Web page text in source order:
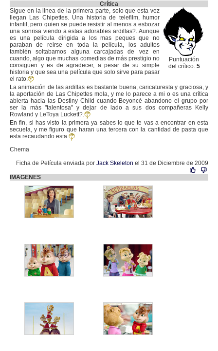
Crítica
Puntuación
del crítico: 5
Sigue en la linea de la primera parte, solo que esta vez
llegan Las Chipettes. Una historia de telefilm, humor
infantil, pero quien se puede resistir al menos a esbozar
una sonrisa viendo a estas adorables ardillas?. Aunque
es una película dirigida a los mas peques que no
paraban de reirse en toda la película, los adultos
también soltabamos alguna carcajadas de vez en
cuando, algo que muchas comedias de más prestigio no
consiguen y es de agradecer, a pesar de su simple
historia y que sea una película que solo sirve para pasar
el rato.
La animación de las ardillas es bastante buena, caricaturesta y graciosa, y
la aportación de Las Chipettes mola, y me lo parece a mi o es una crítica
abierta hacia las Destiny Child cuando Beyoncé abandono el grupo por
ser la más "talentosa" y dejar de lado a sus dos compañeras Kelly
Rowland y LeToya Luckett?.
En fin, si has visto la primera ya sabes lo que te vas a encontrar en esta
secuela, y me figuro que haran una tercera con la cantidad de pasta que
esta recaudando esta.
Chema
Ficha de Película enviada por Jack Skeleton el 31 de Diciembre de 2009
IMAGENES